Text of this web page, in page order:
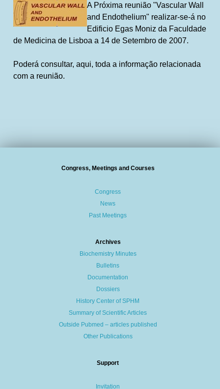
A Próxima reunião "Vascular Wall
and Endothelium" realizar-se-á no
Edificio Egas Moniz da Faculdade
de Medicina de Lisboa a 14 de Setembro de 2007.
Poderá consultar, aqui, toda a informação relacionada
com a reunião.
Congress, Meetings and Courses
Congress
News
Past Meetings
Archives
Biochemistry Minutes
Bulletins
Documentation
Dossiers
History Center of SPHM
Summary of Scientific Articles
Outside Pubmed – articles published
Other Publications
Support
Invitation